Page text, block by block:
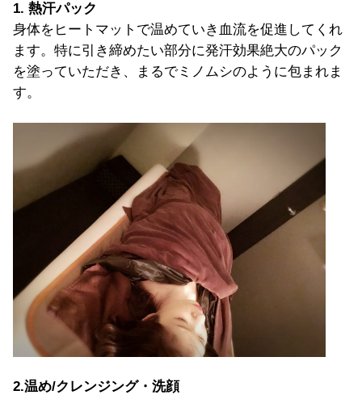
1. 熱汗パック
身体をヒートマットで温めていき血流を促進してくれ
ます。特に引き締めたい部分に発汗効果絶大のパック
を塗っていただき、まるでミノムシのように包まれま
す。
2.温め/クレンジング・洗顔